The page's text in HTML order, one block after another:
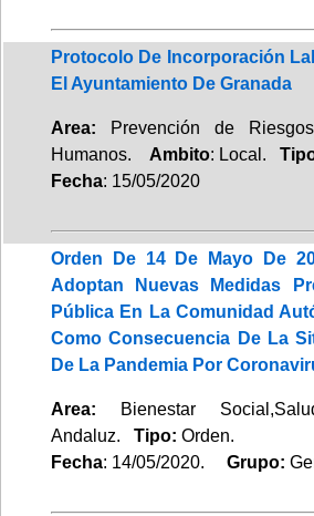
Protocolo De Incorporación
El Ayuntamiento De Granada
Area: Prevención de
Humanos. Ambito: Local.
Fecha: 15/05/2020
Orden De 14 De Mayo De
Adoptan Nuevas Medidas
Pública En La Comunidad
Como Consecuencia De La
De La Pandemia Por
Area: Bienestar
Andaluz. Tipo: Orden.
Fecha: 14/05/2020. Grupo: